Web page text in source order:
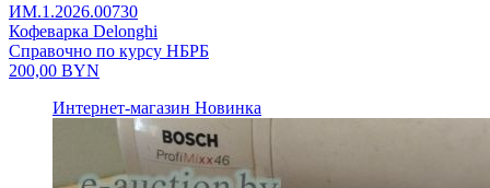
ИМ.1.2026.00730
Кофеварка Delonghi
Справочно по курсу НБРБ
200,00 BYN
Интернет-магазин Новинка